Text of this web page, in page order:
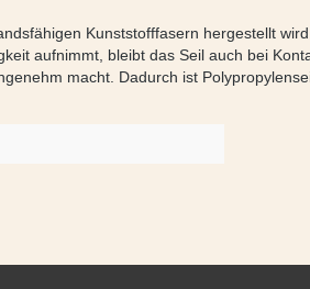
Kunststofffasern hergestellt
aufnimmt, bleibt das Seil auch bei
macht. Dadurch ist